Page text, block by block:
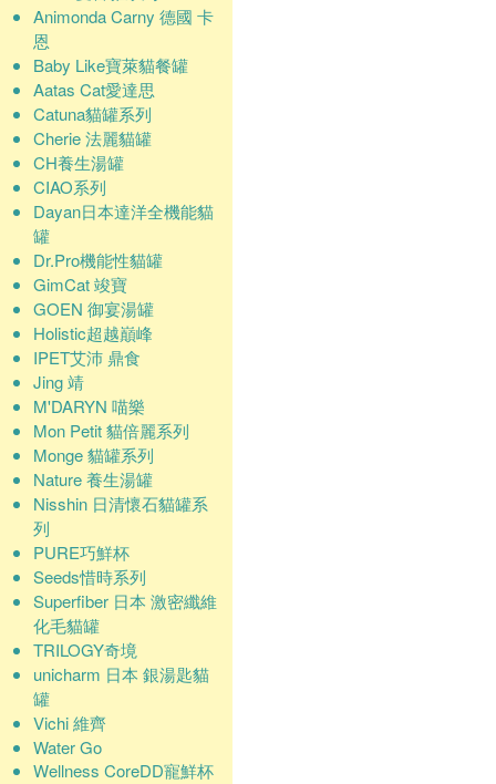
Animonda Carny 德國 卡
恩
Baby Like寶萊貓餐罐
Aatas Cat愛達思
Catuna貓罐系列
Cherie 法麗貓罐
CH養生湯罐
CIAO系列
Dayan日本達洋全機能貓
罐
Dr.Pro機能性貓罐
GimCat 竣寶
GOEN 御宴湯罐
Holistic超越巔峰
IPET艾沛 鼎食
Jing 靖
M'DARYN 喵樂
Mon Petit 貓倍麗系列
Monge 貓罐系列
Nature 養生湯罐
Nisshin 日清懷石貓罐系
列
PURE巧鮮杯
Seeds惜時系列
Superfiber 日本 激密纖維
化毛貓罐
TRILOGY奇境
unicharm 日本 銀湯匙貓
罐
Vichi 維齊
Water Go
Wellness CoreDD寵鮮杯